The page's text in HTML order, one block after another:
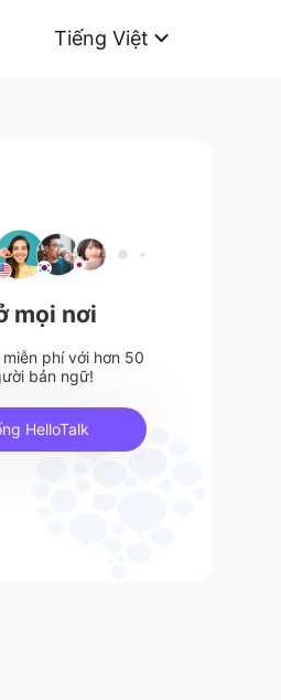
Tiếng Việt
mọi nơi
phí với hơn 50
bản ngữ!
HelloTalk